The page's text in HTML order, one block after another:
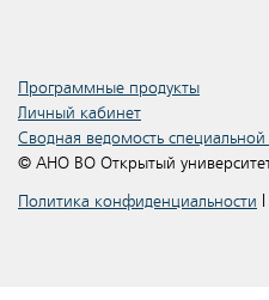
Программные продукты
Личный кабинет
Сводная ведомость
© АНО ВО Открытый
Политика конфиденциальности